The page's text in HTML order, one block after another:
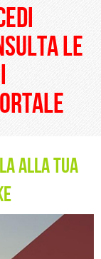
le
alla tua